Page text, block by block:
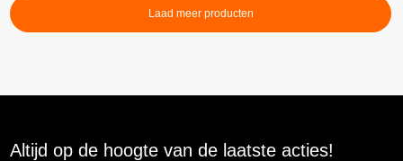
Laad meer producten
Altijd op de hoogte van de laatste acties!